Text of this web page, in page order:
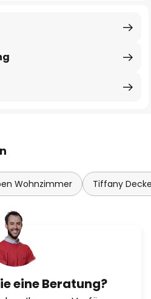
Wohnzimmer Tiffany
eine Beratung?